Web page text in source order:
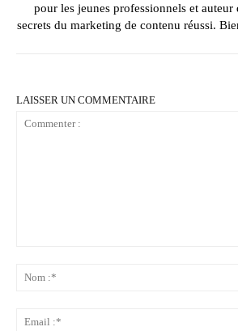
pour les jeunes professionnels et
secrets du marketing de contenu réussi.
LAISSER UN COMMENTAIRE